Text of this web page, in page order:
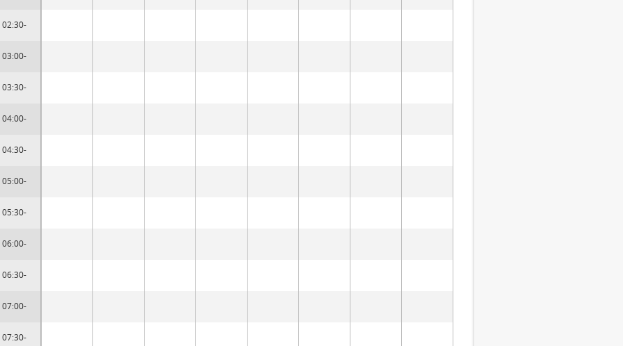
02:30-
03:00-
03:30-
04:00-
04:30-
05:00-
05:30-
06:00-
06:30-
07:00-
07:30-